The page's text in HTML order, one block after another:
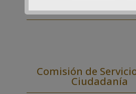
Comision de
Comisión de
Ciudadanía